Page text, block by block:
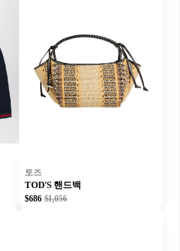
토즈
TOD'S 핸드백
$686 $1,056